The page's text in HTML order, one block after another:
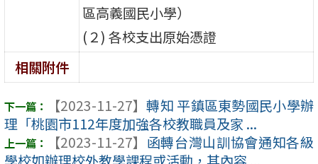
區高義國民小學）
(２) 各校支出原始憑證
相關附件
【2023-11-27】 轉知 平鎮區東勢國民小學辦
理「桃園市112年度加強各校教職員及家 ...
【2023-11-27】 函轉台灣山訓協會通知各級